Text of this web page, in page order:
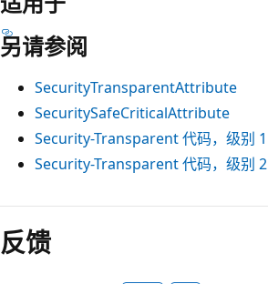
另请参阅
SecurityTransparentAttribute
SecuritySafeCriticalAttribute
Security-Transparent 代码，级别 1
Security-Transparent 代码，级别 2
阅
读
模
反馈